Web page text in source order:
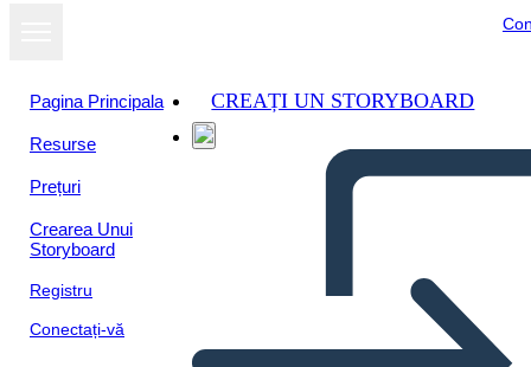
Pagina Principala
Resurse
Prețuri
Crearea Unui
Storyboard
Registru
Conectați-vă
CREAȚI UN STORYBOARD
Vizualizați ca
prezentare de